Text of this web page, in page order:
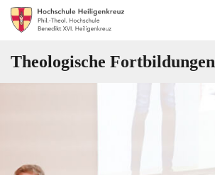
Theologische Fortbildungen